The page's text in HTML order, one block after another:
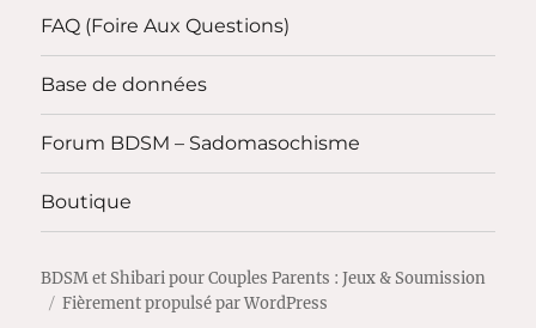
FAQ (Foire Aux Questions)
Base de données
Forum BDSM – Sadomasochisme
Boutique
BDSM et Shibari pour Couples Parents : Jeux & Soumission
Fièrement propulsé par WordPress